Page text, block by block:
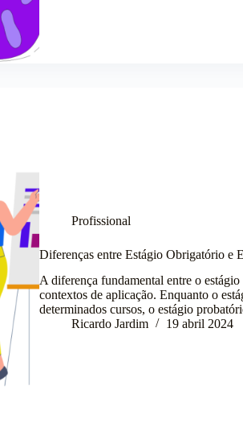
Profissional
Diferenças entre Estágio Obrigatório e
A diferença fundamental entre o
contextos de aplicação. Enquanto o
determinados cursos, o estágio
Ricardo Jardim
19 abril 2024